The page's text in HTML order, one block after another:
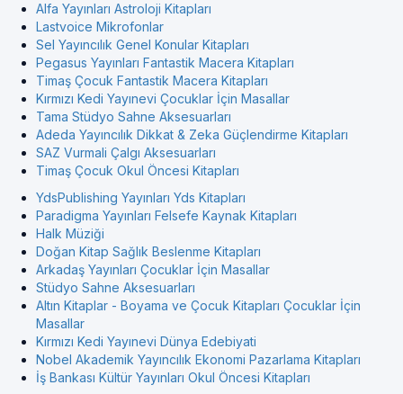
Alfa Yayınları Astroloji Kitapları
Lastvoice Mikrofonlar
Sel Yayıncılık Genel Konular Kitapları
Pegasus Yayınları Fantastik Macera Kitapları
Timaş Çocuk Fantastik Macera Kitapları
Kırmızı Kedi Yayınevi Çocuklar İçin Masallar
Tama Stüdyo Sahne Aksesuarları
Adeda Yayıncılık Dikkat & Zeka Güçlendirme Kitapları
SAZ Vurmali Çalgı Aksesuarları
Timaş Çocuk Okul Öncesi Kitapları
YdsPublishing Yayınları Yds Kitapları
Paradigma Yayınları Felsefe Kaynak Kitapları
Halk Müziği
Doğan Kitap Sağlık Beslenme Kitapları
Arkadaş Yayınları Çocuklar İçin Masallar
Stüdyo Sahne Aksesuarları
Altın Kitaplar - Boyama ve Çocuk Kitapları Çocuklar İçin
Masallar
Kırmızı Kedi Yayınevi Dünya Edebiyati
Nobel Akademik Yayıncılık Ekonomi Pazarlama Kitapları
İş Bankası Kültür Yayınları Okul Öncesi Kitapları